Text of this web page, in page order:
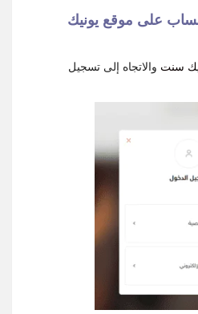
على موقع يونيك
سنت والاتجاه إلى تسجيل